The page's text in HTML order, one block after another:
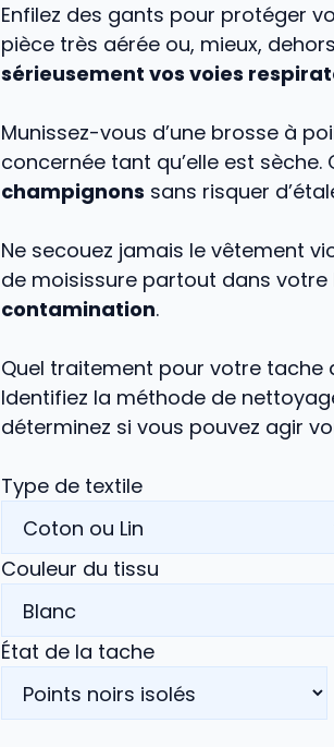
Enfilez des gants pour protéger
pièce très aérée ou, mieux,
sérieusement vos voies
Munissez-vous d’une brosse à
concernée tant qu’elle est sèche.
champignons sans risquer
Ne secouez jamais le vêtement
de moisissure partout dans votre
contamination.
Quel traitement pour votre tache
Identifiez la méthode de
déterminez si vous pouvez agir
Type de textile
Couleur du tissu
État de la tache